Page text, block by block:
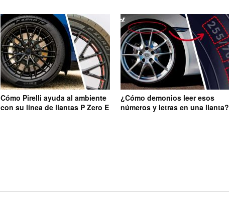
Cómo Pirelli ayuda al ambiente
con su línea de llantas P Zero E
¿Cómo demonios leer esos
números y letras en una llanta?